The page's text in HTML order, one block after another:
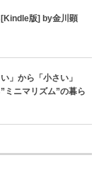
版] by金川顕
」から「小さい」
ミニマリズム”の暮ら